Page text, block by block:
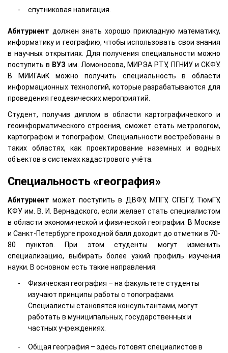
спутниковая навигация.
Абитуриент должен знать хорошо прикладную математику,
информатику и географию, чтобы использовать свои знания
в научных открытиях. Для получения специальности можно
поступить в ВУЗ им. Ломоносова, МИРЭА РТУ, ПГНИУ и СКФУ.
В МИИГАиК можно получить специальность в области
информационных технологий, которые разрабатываются для
проведения геодезических мероприятий.
Студент, получив диплом в области картографического и
геоинформатического строения, сможет стать метрологом,
картографом и топографом. Специальности востребованы в
таких областях, как проектирование наземных и водных
объектов в системах кадастрового учёта.
Специальность «география»
Абитуриент может поступить в ДВФУ, МПГУ, СПБГУ, ТюмГУ,
КФУ им. В. И. Вернадского, если желает стать специалистом
в области экономической и физической географии. В Москве
и Санкт-Петербурге проходной балл доходит до отметки в 70-
80 пунктов. При этом студенты могут изменить
специализацию, выбирать более узкий профиль изучения
науки. В основном есть такие направления:
Физическая география – на факультете студенты
изучают принципы работы с топографами.
Специалисты становятся консультантами, могут
работать в муниципальных, государственных и
частных учреждениях.
Общая география – здесь готовят специалистов в